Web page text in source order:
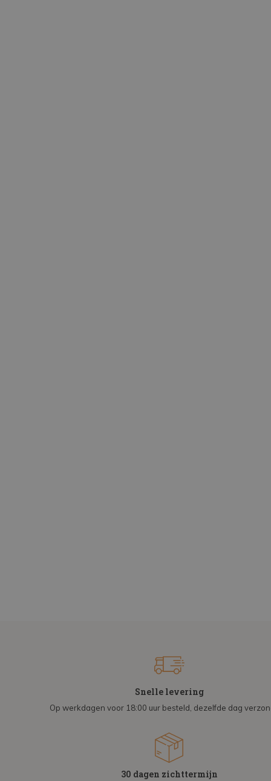
Snelle levering
Op werkdagen voor 18:00 uur besteld, dezelfde dag
30 dagen zichttermijn